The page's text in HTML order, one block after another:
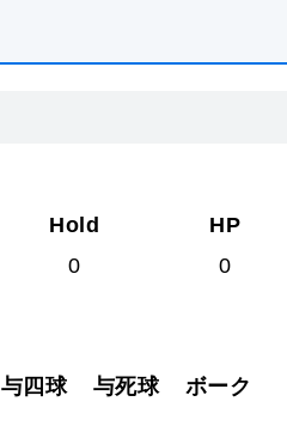
Hold HP
0 0
与四球 与死球 ボーク